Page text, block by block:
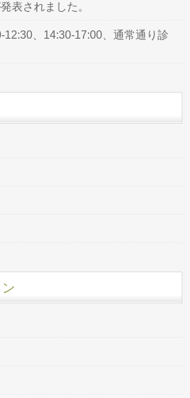
表されました。
12:30、14:30-17:00、通常通り診